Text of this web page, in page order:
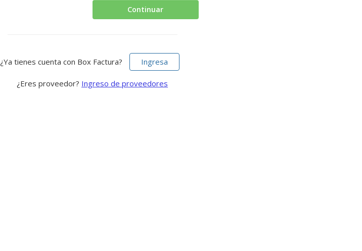
Continuar
¿Ya tienes cuenta con Box Factura? Ingresa
¿Eres proveedor? Ingreso de proveedores